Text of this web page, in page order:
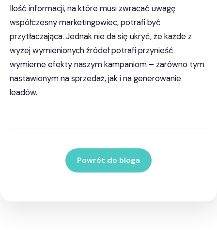
Ilość informacji, na które musi zwracać uwagę
współczesny marketingowiec, potrafi być
przytłaczająca. Jednak nie da się ukryć, że każde z
wyżej wymienionych źródeł potrafi przynieść
wymierne efekty naszym kampaniom – zarówno tym
nastawionym na sprzedaż, jak i na generowanie
leadów.
Powrót do bloga